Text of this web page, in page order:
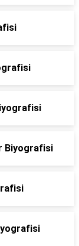
Biyografisi